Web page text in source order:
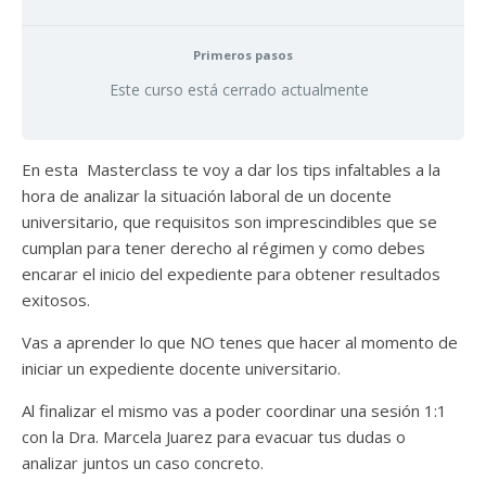
Primeros pasos
Este curso está cerrado actualmente
En esta Masterclass te voy a dar los tips infaltables a la
hora de analizar la situación laboral de un docente
universitario, que requisitos son imprescindibles que se
cumplan para tener derecho al régimen y como debes
encarar el inicio del expediente para obtener resultados
exitosos.
Vas a aprender lo que NO tenes que hacer al momento de
iniciar un expediente docente universitario.
Al finalizar el mismo vas a poder coordinar una sesión 1:1
con la Dra. Marcela Juarez para evacuar tus dudas o
analizar juntos un caso concreto.